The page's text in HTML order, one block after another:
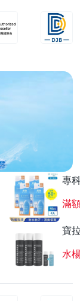
專
滿
寶
水